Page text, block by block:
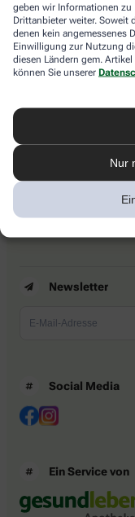
geben wir Informationen zu
Drittanbieter weiter. Soweit
denen kein angemessenes
Einwilligung zur Nutzung
diesen Ländern gem.
können Sie unserer
Nur
Abholung in
apotheke.com
Newsletter
Barrierefreiheitserklärung
Newsletter
Social Media
Ein Service von